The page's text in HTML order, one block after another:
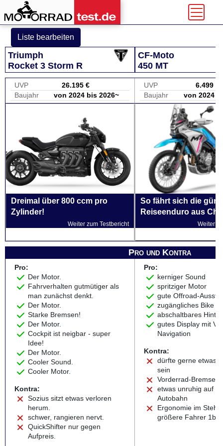
Liste bearbeiten
Triumph
Rocket 3 Storm R
CF-Moto
450 MT
UVP
26.195 €
Baujahr
von 2024 bis 2026~
UVP
6.499 €
Baujahr
von 2024
Dreimal über 800 ccm pro
Zylinder!
Weiter zum Testbericht
So fährt sich die
Reiseenduro aus
Weiter
Pro und Kontra
Pro:
Der Motor.
Fahrverhalten gutmütiger als
man zunächst denkt.
Der Motor.
Starke Bremsen!
Der Motor.
Cockpit ist neigbar - super
Idee!
Der Motor.
Cooler Sound.
Cooler Motor.
Kontra:
Sozius sitzt etwas verloren
herum.
schwer, rangieren nervt.
QuickShifter nur gegen
Aufpreis.
Pro:
kerniger Sound
spritziger Motor
gute Offroad-
zugängliches Bike
abschaltbares
gutes Display mit
Navigation
Kontra:
dürfte gerne etwas
sein
Vorderrad-Bremse
etwas unruhig auf
Autobahn
Ergonomie im
größere Fahrer 1b